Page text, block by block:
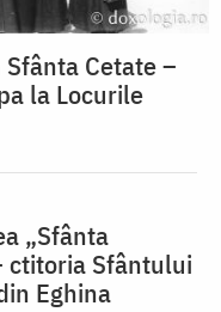
Cetate –
la Locurile
„Sfânta
ctitoria Sfântului
Eghina